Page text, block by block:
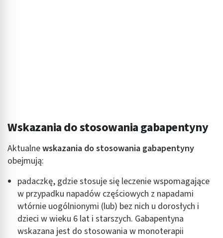
Wskazania do stosowania gabapentyny
Aktualnewskazania do stosowania gabapentyny
obejmują:
padaczkę, gdzie stosuje się leczenie wspomagające
w przypadku napadów częściowych z napadami
wtórnie uogólnionymi (lub) bez nich u dorosłych i
dzieci w wieku 6 lat i starszych. Gabapentyna
wskazana jest do stosowania w monoterapii